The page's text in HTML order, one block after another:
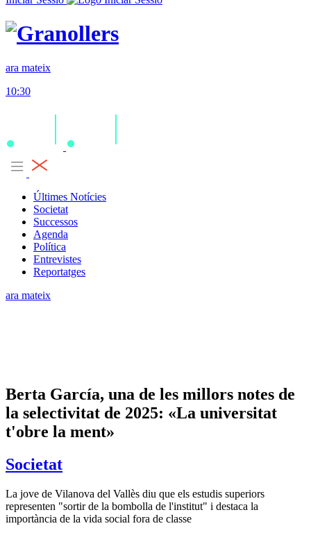
ara mateix
10:30
Últimes Notícies
Societat
Successos
Agenda
Política
Entrevistes
Reportatges
ara mateix
Berta García, una de les millors notes de
la selectivitat de 2025: «La universitat
t'obre la ment»
Societat
La jove de Vilanova del Vallès diu que els estudis superiors
representen "sortir de la bombolla de l'institut" i destaca la
importància de la vida social fora de classe